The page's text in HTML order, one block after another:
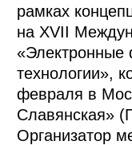
рамках
на XVII
«Электронные
технологии»,
февраля в
Славянская»
Организатор